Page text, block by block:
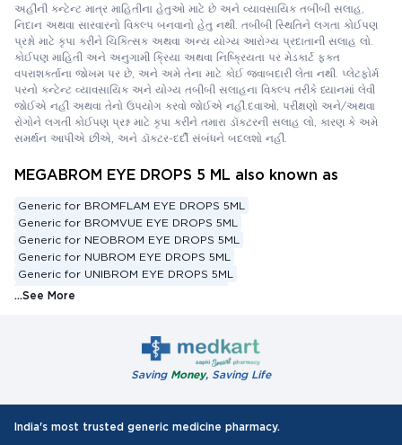
અહીંની કન્ટેન્ટ માત્ર માહિતીના હેતુઓ માટે છે અને વ્યાવસાયિક તબીબી સલાહ,
નિદાન અથવા સારવારનો વિકલ્પ બનવાનો હેતુ નથી. તબીબી સ્થિતિને લગતા કોઈપણ
પ્રશ્નો માટે કૃપા કરીને ચિકિત્સક અથવા અન્ય યોગ્ય આરોગ્ય પ્રદાતાની સલાહ લો.
કોઈપણ માહિતી અને અનુગામી ક્રિયા અથવા નિષ્ક્રિયતા પર મેડકાર્ટ ફક્ત
વપરાશકર્તાના જોખમ પર છે, અને અમે તેના માટે કોઈ જવાબદારી લેતા નથી. પ્લેટફોર્મ
પરનો કન્ટેન્ટ વ્યાવસાયિક અને યોગ્ય તબીબી સલાહના વિકલ્પ તરીકે ધ્યાનમાં લેવી
જોઈએ નહીં અથવા તેનો ઉપયોગ કરવો જોઈએ નહીં.દવાઓ, પરીક્ષણો અને/અથવા
રોગોને લગતી કોઈપણ પ્રશ્ન માટે કૃપા કરીને તમારા ડૉક્ટરની સલાહ લો, કારણ કે અમે
સમર્થન આપીએ છીએ, અને ડૉક્ટર-દર્દી સંબંધને બદલશો નહીં.
MEGABROM EYE DROPS 5 ML also known as
Generic for BROMFLAM EYE DROPS 5ML
Generic for BROMVUE EYE DROPS 5ML
Generic for NEOBROM EYE DROPS 5ML
Generic for NUBROM EYE DROPS 5ML
Generic for UNIBROM EYE DROPS 5ML
Generic for Z BROM EYE DROPS 5ML
Substitute for BROMVUE EYE DROPS 5ML
Substitute for NEOBROM EYE DROPS 5ML
Substitute for NUBROM EYE DROPS 5ML
Substitute for BROMFENAC 0.09 %W/V
...See More
Saving Money, Saving Life
India's most trusted generic medicine pharmacy.